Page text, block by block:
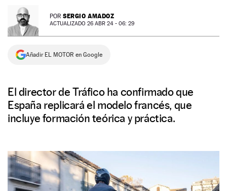
NEWSLETTER POR SERGIO AMADOZ
ACTUALIZADO 26 ABR 24 - 06: 29
Añadir EL MOTOR en Google
El director de Tráfico ha confirmado que
España replicará el modelo francés, que
incluye formación teórica y práctica.